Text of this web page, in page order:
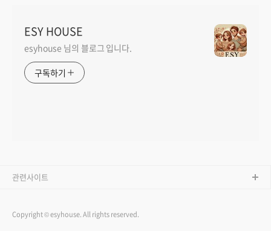
ESY HOUSE
esyhouse 님의 블로그 입니다.
구독하기
Copyright © esyhouse. All rights reserved.
관련사이트